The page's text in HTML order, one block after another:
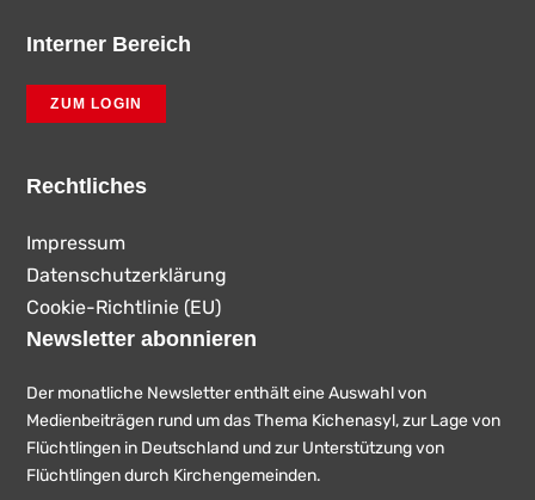
Interner Bereich
ZUM LOGIN
Rechtliches
Impressum
Datenschutzerklärung
Cookie-Richtlinie (EU)
Newsletter abonnieren
Der monatliche Newsletter enthält eine Auswahl von
Medienbeiträgen rund um das Thema Kichenasyl, zur Lage von
Flüchtlingen in Deutschland und zur Unterstützung von
Flüchtlingen durch Kirchengemeinden.